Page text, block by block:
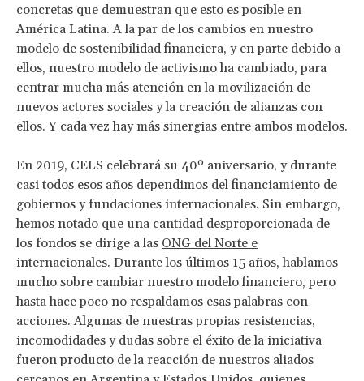
concretas que demuestran que esto es posible en
América Latina. A la par de los cambios en nuestro
modelo de sostenibilidad financiera, y en parte debido a
ellos, nuestro modelo de activismo ha cambiado, para
centrar mucha más atención en la movilización de
nuevos actores sociales y la creación de alianzas con
ellos. Y cada vez hay más sinergias entre ambos modelos.
En 2019, CELS celebrará su 40º aniversario, y durante
casi todos esos años dependimos del financiamiento de
gobiernos y fundaciones internacionales. Sin embargo,
hemos notado que una cantidad desproporcionada de
los fondos se dirige a las ONG del Norte e
internacionales. Durante los últimos 15 años, hablamos
mucho sobre cambiar nuestro modelo financiero, pero
hasta hace poco no respaldamos esas palabras con
acciones. Algunas de nuestras propias resistencias,
incomodidades y dudas sobre el éxito de la iniciativa
fueron producto de la reacción de nuestros aliados